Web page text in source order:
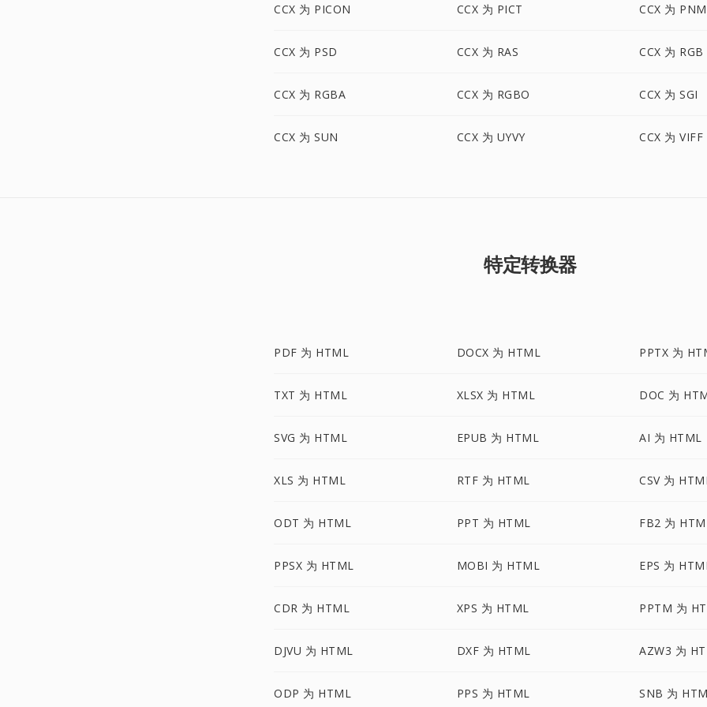
CCX 为 PICON CCX 为 PICT CCX 为 PNM
CCX 为 PSD CCX 为 RAS CCX 为 RGB
CCX 为 RGBA CCX 为 RGBO CCX 为 SGI
CCX 为 SUN CCX 为 UYVY CCX 为 VIFF
特定转换器
PDF 为 HTML DOCX 为 HTML PPTX 为
TXT 为 HTML XLSX 为 HTML DOC 为
SVG 为 HTML EPUB 为 HTML AI 为 HTML
XLS 为 HTML RTF 为 HTML CSV 为
ODT 为 HTML PPT 为 HTML FB2 为
PPSX 为 HTML MOBI 为 HTML EPS 为
CDR 为 HTML XPS 为 HTML PPTM 为
DJVU 为 HTML DXF 为 HTML AZW3 为
ODP 为 HTML PPS 为 HTML SNB 为